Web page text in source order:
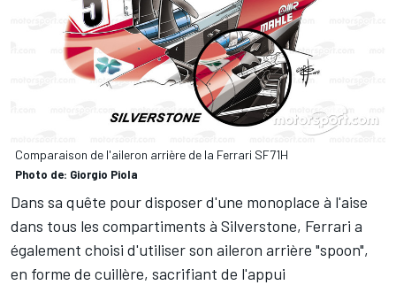
Comparaison de l'aileron arrière de la Ferrari SF71H
Photo de: Giorgio Piola
Dans sa quête pour disposer d'une monoplace à l'aise
dans tous les compartiments à Silverstone, Ferrari a
également choisi d'utiliser son aileron arrière "spoon",
en forme de cuillère, sacrifiant de l'appui